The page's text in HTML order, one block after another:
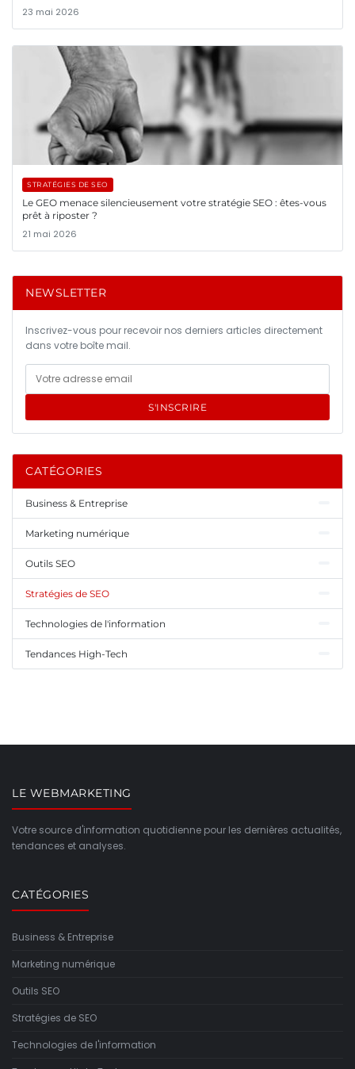
23 mai 2026
STRATÉGIES DE SEO
Le GEO menace silencieusement votre stratégie SEO : êtes-vous
prêt à riposter ?
21 mai 2026
NEWSLETTER
Inscrivez-vous pour recevoir nos derniers articles directement
dans votre boîte mail.
S'INSCRIRE
CATÉGORIES
Business & Entreprise
Marketing numérique
Outils SEO
Stratégies de SEO
Technologies de l'information
Tendances High-Tech
LE WEBMARKETING
Votre source d'information quotidienne pour les dernières actualités,
tendances et analyses.
CATÉGORIES
Business & Entreprise
Marketing numérique
Outils SEO
Stratégies de SEO
Technologies de l'information